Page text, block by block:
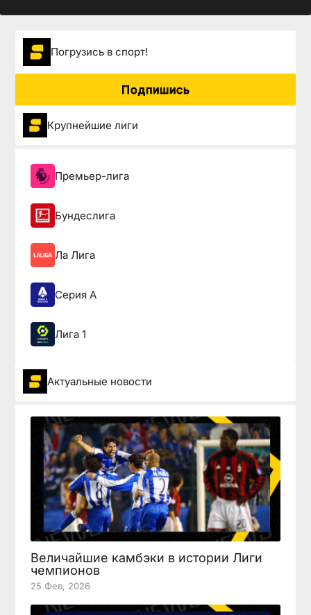
Погрузиcь в спорт!
Подпишись
Крупнейшие лиги
Премьер-лига
Бундеслига
Ла Лига
Серия А
Лига 1
Актуальные новости
Величайшие камбэки в истории Лиги
чемпионов
25 Фев, 2026